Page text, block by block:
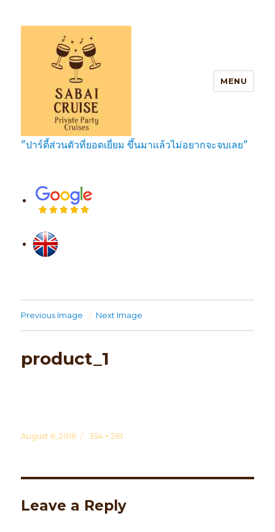
SabaiCruise Private Party Cruises
MENU
"ปาร์ตี้ส่วนตัวที่ยอดเยี่ยม ขึ้นมาแล้วไม่อยากจะจบเลย"
Previous Image Next Image
product_1
Posted
August 6, 2016
Full
354 × 261
Leave a Reply